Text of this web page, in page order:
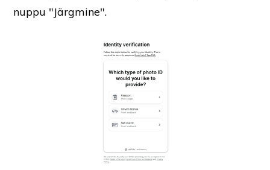
nuppu "Järgmine".